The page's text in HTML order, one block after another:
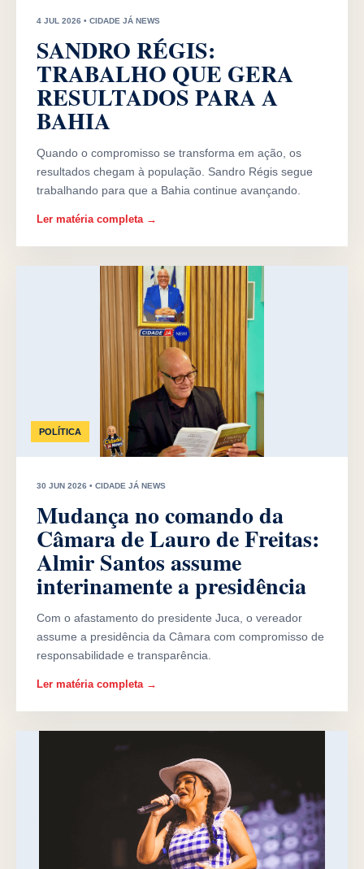
4 JUL 2026 • CIDADE JÁ NEWS
SANDRO RÉGIS:
TRABALHO QUE GERA
RESULTADOS PARA A
BAHIA
Quando o compromisso se transforma em ação, os
resultados chegam à população. Sandro Régis segue
trabalhando para que a Bahia continue avançando.
Ler matéria completa →
POLÍTICA
30 JUN 2026 • CIDADE JÁ NEWS
Mudança no comando da
Câmara de Lauro de Freitas:
Almir Santos assume
interinamente a presidência
Com o afastamento do presidente Juca, o vereador
assume a presidência da Câmara com compromisso de
responsabilidade e transparência.
Ler matéria completa →